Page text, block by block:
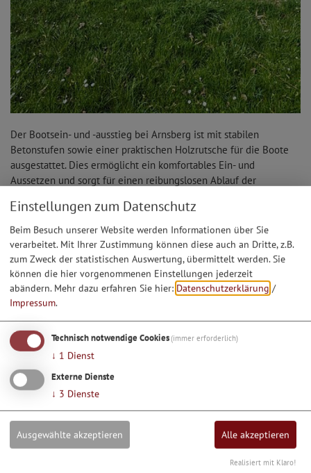
Der Bootsein- und -ausstieg bei Arnsberg ist mit stabilen
Betonstufen sowie einer praktischen Holzrutsche für die Boote
ausgestattet. Dies ermöglicht ein komfortables Ein- und
Aussetzen und sorgt für einen reibungslosen Ablauf der
Lage
Zeige in Karte
Möchten Sie von Google Maps bereitgestellte externe
Einstellungen zum Datenschutz
Beim Besuch unserer Website werden Informationen über Sie
verarbeitet. Mit Ihrer Zustimmung können diese auch an Dritte, z.B.
zum Zweck der statistischen Auswertung, übermittelt werden. Sie
können die hier vorgenommenen Einstellungen jederzeit
abändern. Mehr dazu erfahren Sie hier: Datenschutzerklärung /
Impressum.
Technisch notwendige Cookies(immer erforderlich)
↓ 1 Dienst
Externe Dienste
↓ 3 Dienste
Ausgewählte akzeptieren Alle akzeptieren
Realisiert mit Klaro!